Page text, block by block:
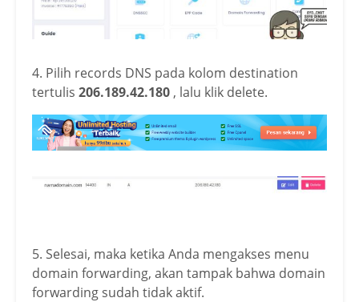
4. Pilih records DNS pada kolom destination
tertulis 206.189.42.180 , lalu klik delete.
5. Selesai, maka ketika Anda mengakses menu
domain forwarding, akan tampak bahwa domain
forwarding sudah tidak aktif.